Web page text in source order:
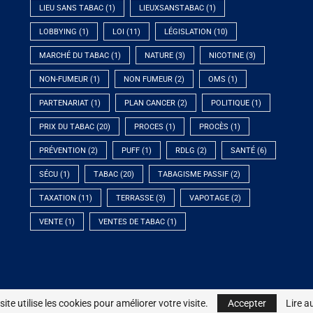
LIEU SANS TABAC(1) LIEUXSANSTABAC(1)
LOBBYING (1) LOI (11) LÉGISLATION (10)
MARCHÉ DU TABAC(1) NATURE(3) NICOTINE(3)
NON-FUMEUR(1) NON FUMEUR(2) OMS (1)
PARTENARIAT(1) PLAN CANCER(2) POLITIQUE(1)
PRIX DU TABAC(20) PROCES (1) PROCÈS (1)
PRÉVENTION (2) PUFF(1) RDLG (2) SANTÉ(6)
SÉCU(1) TABAC(20) TABAGISME PASSIF(2)
TAXATION (11) TERRASSE(3) VAPOTAGE(2)
VENTE(1) VENTES DE TABAC(1)
© 2023 - Association DNF - Tous droits réservés
utilise les cookies pour améliorer votre visite. Accepter Lire
utilise les cookies pour améliorer votre visite. Accepter Lire